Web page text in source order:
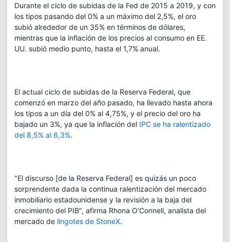
Durante el ciclo de subidas de la Fed de 2015 a 2019, y con
los tipos pasando del 0% a un máximo del 2,5%, el oro
subió alrededor de un 35% en términos de dólares,
mientras que la inflación de los precios al consumo en EE.
UU. subió medio punto, hasta el 1,7% anual.
El actual ciclo de subidas de la Reserva Federal, que
comenzó en marzo del año pasado, ha llevado hasta ahora
los tipos a un día del 0% al 4,75%, y el precio del oro ha
bajado un 3%, ya que la inflación del IPC se ha ralentizado
del 8,5% al 6,3%.
"El discurso [de la Reserva Federal] es quizás un poco
sorprendente dada la continua ralentización del mercado
inmobiliario estadounidense y la revisión a la baja del
crecimiento del PIB", afirma Rhona O'Connell, analista del
mercado de lingotes de StoneX.